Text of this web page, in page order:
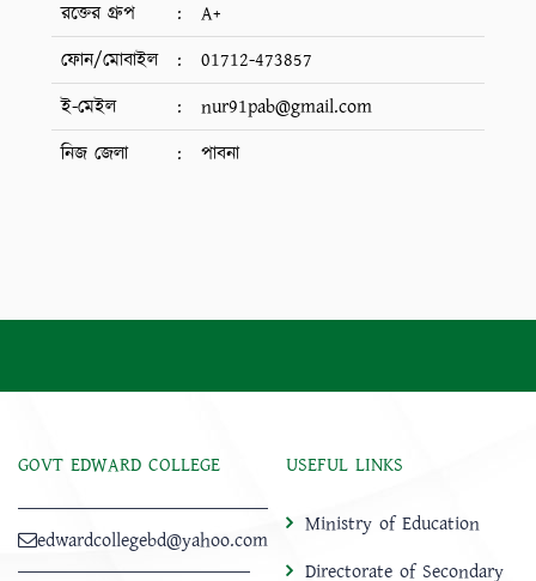
রক্তের গ্রুপ
:
A+
ফোন/মোবাইল
:
01712-473857
ই-মেইল
:
nur91pab@gmail.com
নিজ জেলা
: পাবনা
GOVT EDWARD COLLEGE
edwardcollegebd@yahoo.com
USEFUL LINKS
Ministry of Education
Directorate of Secondary